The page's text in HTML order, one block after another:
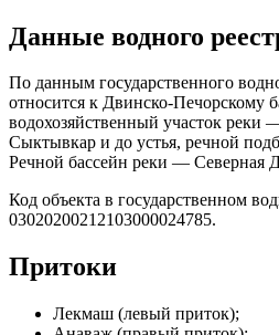
Данные водного
По данным государственного
относится к Двинско-Печорскому
водохозяйственный участок реки
Сыктывкар и до устья, речной
Речной бассейн реки — Северная
Код объекта в государственном
03020200212103000024785.
Притоки
Лекмаш (левый приток);